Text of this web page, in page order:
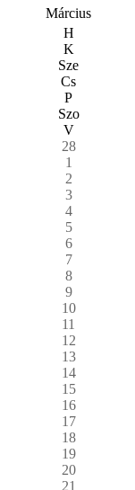
Március
H
K
Sze
Cs
P
Szo
V
28
1
2
3
4
5
6
7
8
9
10
11
12
13
14
15
16
17
18
19
20
21